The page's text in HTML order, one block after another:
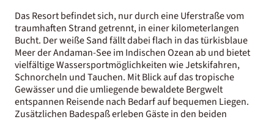
Das Resort befindet sich, nur durch eine Uferstraße vom
traumhaften Strand getrennt, in einer kilometerlangen
Bucht. Der weiße Sand fällt dabei flach in das türkisblaue
Meer der Andaman-See im Indischen Ozean ab und bietet
vielfältige Wassersportmöglichkeiten wie Jetskifahren,
Schnorcheln und Tauchen. Mit Blick auf das tropische
Gewässer und die umliegende bewaldete Bergwelt
entspannen Reisende nach Bedarf auf bequemen Liegen.
Zusätzlichen Badespaß erleben Gäste in den beiden